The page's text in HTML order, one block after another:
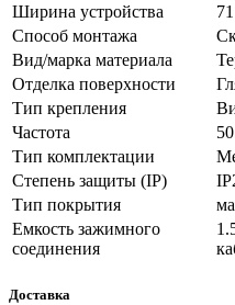
Ширина устройства
Способ монтажа
Вид/марка материала
Отделка поверхности
Тип крепления
Частота
Тип комплектации
Степень защиты (IP)
Тип покрытия
Емкость зажимного
соединения
Доставка